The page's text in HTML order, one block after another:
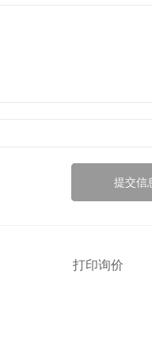
提交信
打印询价